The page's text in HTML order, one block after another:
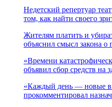
Недетский репертуар
том, как найти своего
Жителям платить и
объяснил смысл закона
«Времени
объявил сбор средств на
«Каждый день — новые
прокомментировал